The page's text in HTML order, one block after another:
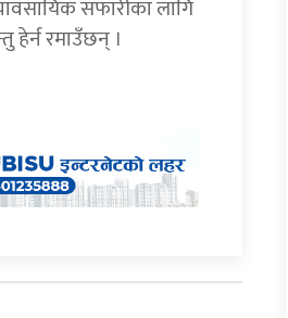
सफारीका लागि
हेर्न रमाउँछन् ।